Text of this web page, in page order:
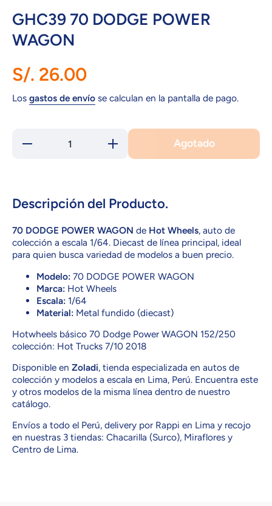
GHC39 70 DODGE POWER
WAGON
S/. 26.00
Los gastos de envío se calculan en la pantalla de pago.
Reducir
WAGON
Aumentar
cantidad
para
WAGON
Agotado
Descripción del Producto.
70 DODGE POWER WAGON de Hot Wheels, auto de
colección a escala 1/64. Diecast de línea principal, ideal
para quien busca variedad de modelos a buen precio.
Modelo: 70 DODGE POWER WAGON
Marca: Hot Wheels
Escala: 1/64
Material: Metal fundido (diecast)
Hotwheels básico 70 Dodge Power WAGON 152/250
colección: Hot Trucks 7/10 2018
Disponible en Zoladi, tienda especializada en autos de
colección y modelos a escala en Lima, Perú. Encuentra este
y otros modelos de la misma línea dentro de nuestro
catálogo.
Envíos a todo el Perú, delivery por Rappi en Lima y recojo
en nuestras 3 tiendas: Chacarilla (Surco), Miraflores y
Centro de Lima.